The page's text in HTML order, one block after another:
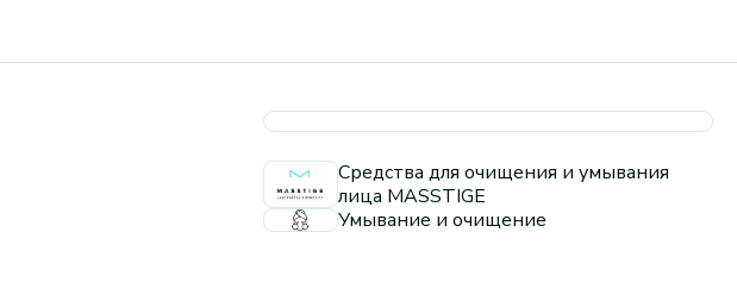
Средства для очищения и умывания
лица MASSTIGE
Умывание и очищение